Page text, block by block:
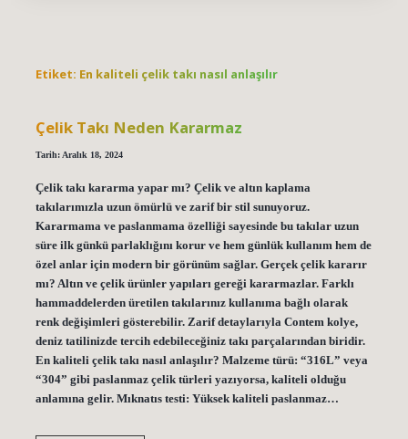
Etiket: En kaliteli çelik takı nasıl anlaşılır
Çelik Takı Neden Kararmaz
Tarih: Aralık 18, 2024
Çelik takı kararma yapar mı? Çelik ve altın kaplama
takılarımızla uzun ömürlü ve zarif bir stil sunuyoruz.
Kararmama ve paslanmama özelliği sayesinde bu takılar uzun
süre ilk günkü parlaklığını korur ve hem günlük kullanım hem de
özel anlar için modern bir görünüm sağlar. Gerçek çelik kararır
mı? Altın ve çelik ürünler yapıları gereği kararmazlar. Farklı
hammaddelerden üretilen takılarınız kullanıma bağlı olarak
renk değişimleri gösterebilir. Zarif detaylarıyla Contem kolye,
deniz tatilinizde tercih edebileceğiniz takı parçalarından biridir.
En kaliteli çelik takı nasıl anlaşılır? Malzeme türü: “316L” veya
“304” gibi paslanmaz çelik türleri yazıyorsa, kaliteli olduğu
anlamına gelir. Mıknatıs testi: Yüksek kaliteli paslanmaz…